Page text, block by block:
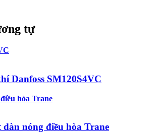
tự
Danfoss SM120S4VC
dàn nóng điều hòa Trane